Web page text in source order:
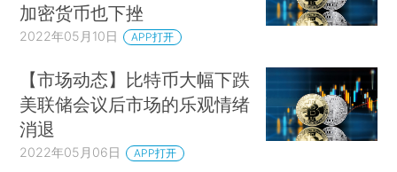
加密货币也下挫
2022年05月10日 APP打开
【市场动态】比特币大幅下跌
美联储会议后市场的乐观情绪
消退
2022年05月06日 APP打开